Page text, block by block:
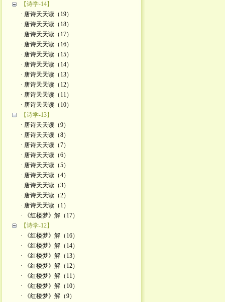
【诗学-14】
· 唐诗天天读（19）
· 唐诗天天读（18）
· 唐诗天天读（17）
· 唐诗天天读（16）
· 唐诗天天读（15）
· 唐诗天天读（14）
· 唐诗天天读（13）
· 唐诗天天读（12）
· 唐诗天天读（11）
· 唐诗天天读（10）
【诗学-13】
· 唐诗天天读（9）
· 唐诗天天读（8）
· 唐诗天天读（7）
· 唐诗天天读（6）
· 唐诗天天读（5）
· 唐诗天天读（4）
· 唐诗天天读（3）
· 唐诗天天读（2）
· 唐诗天天读（1）
· 《红楼梦》解（17）
【诗学-12】
· 《红楼梦》解（16）
· 《红楼梦》解（14）
· 《红楼梦》解（13）
· 《红楼梦》解（12）
· 《红楼梦》解（11）
· 《红楼梦》解（10）
· 《红楼梦》解（9）